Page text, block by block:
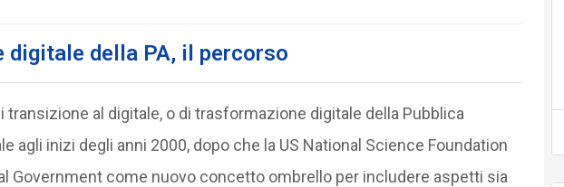
digitale della PA, il percorso
transizione al digitale, o di trasformazione digitale della Pubblica
agli inizi degli anni 2000, dopo che la US National Science Foundation
Government come nuovo concetto ombrello per includere aspetti sia